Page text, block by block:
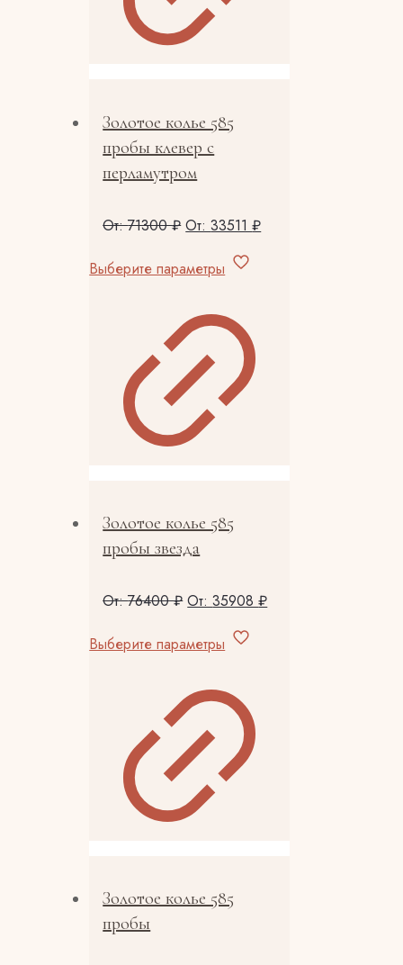
Золотое колье 585
пробы клевер с
перламутром
От:71300₽ От:33511₽
Выберите параметры Этот
несколько
вариаций.
Опции
можно
выбрать
Золотое колье 585
пробы звезда
От:76400₽ От:35908₽
Выберите параметры Этот
несколько
вариаций.
Опции
можно
выбрать
Золотое колье 585
пробы